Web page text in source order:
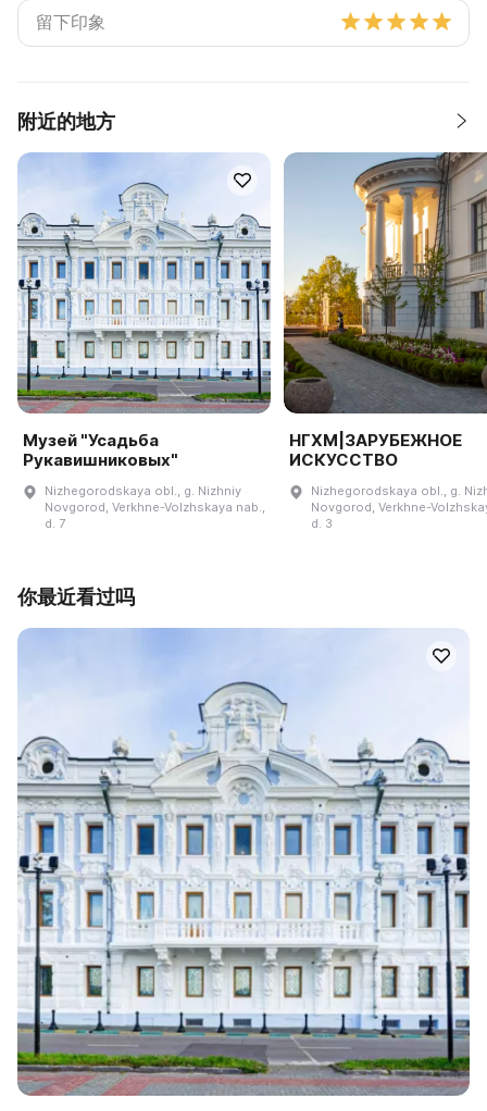
附近的地方
Музей "Усадьба
Рукавишниковых"
Nizhegorodskaya obl., g. Nizhniy
Novgorod, Verkhne-Volzhskaya nab.,
d. 7
НГХМ|ЗАРУБЕЖНОЕ
ИСКУССТВО
Nizhegorodskaya obl., g.
Novgorod, Verkhne-
d. 3
你最近看过吗